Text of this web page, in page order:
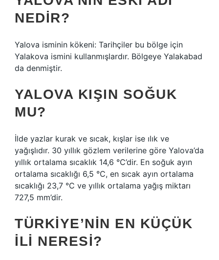
NEDIR?
Yalova isminin kökeni: Tarihçiler bu bölge için
Yalakova ismini kullanmışlardır. Bölgeye Yalakabad
da denmiştir.
YALOVA KIŞIN SOĞUK
MU?
İlde yazlar kurak ve sıcak, kışlar ise ılık ve
yağışlıdır. 30 yıllık gözlem verilerine göre Yalova’da
yıllık ortalama sıcaklık 14,6 °C’dir. En soğuk ayın
ortalama sıcaklığı 6,5 °C, en sıcak ayın ortalama
sıcaklığı 23,7 °C ve yıllık ortalama yağış miktarı
727,5 mm’dir.
TÜRKIYE’NIN EN KÜÇÜK
ILI NERESI?